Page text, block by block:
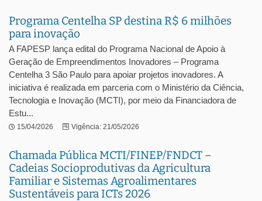
Programa Centelha SP destina R$ 6 milhões
para inovação
A FAPESP lança edital do Programa Nacional de Apoio à
Geração de Empreendimentos Inovadores – Programa
Centelha 3 São Paulo para apoiar projetos inovadores. A
iniciativa é realizada em parceria com o Ministério da Ciência,
Tecnologia e Inovação (MCTI), por meio da Financiadora de
Estu...
15/04/2026 Vigência: 21/05/2026
Chamada Pública MCTI/FINEP/FNDCT –
Cadeias Socioprodutivas da Agricultura
Familiar e Sistemas Agroalimentares
Sustentáveis para ICTs 2026